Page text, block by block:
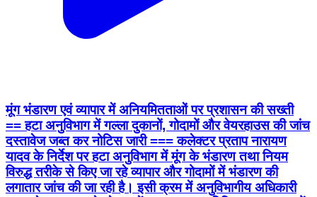
मूंग भंडारण एवं व्यापार में अनियमितताओं पर प्रशासन की सख्ती
== हटा अनुविभाग में गल्ला दुकानों, गोदामों और वेयरहाउस की जांच
दस्तावेज जब्त कर नोटिस जारी === कलेक्टर प्रताप नारायण
यादव के निर्देश पर हटा अनुविभाग में मूंग के भंडारण तथा नियम
विरुद्ध तरीके से किए जा रहे व्यापार और गोदामों में भंडारण की
लगातार जांच की जा रही है। इसी क्रम में अनुविभागीय अधिकारी